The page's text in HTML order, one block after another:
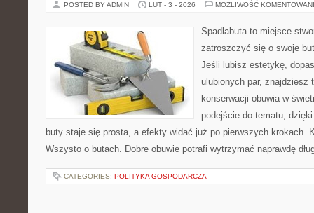
POSTED BY ADMIN LUT - 3 - 2026 MOŻLIWOŚĆ
Spadlabuta to miejsce
zatroszczyć się o swoje
Jeśli lubisz estetykę,
ulubionych par, znajdziesz
konserwacji obuwia w
podejście do tematu,
buty staje się prosta, a efekty widać już po pierwszych krokach.
Wszysto o butach. Dobre obuwie potrafi wytrzymać naprawdę
CATEGORIES: POLITYKA GOSPODARCZA